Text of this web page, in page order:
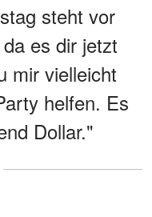
steht vor
es dir jetzt
mir vielleicht
helfen. Es
Dollar."